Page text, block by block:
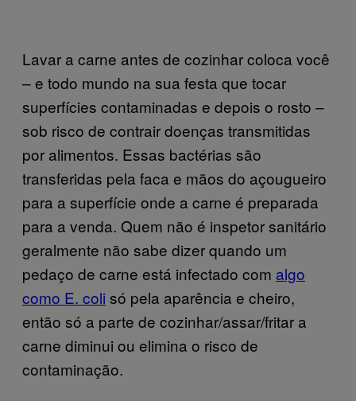
Lavar a carne antes de cozinhar coloca você
– e todo mundo na sua festa que tocar
superfícies contaminadas e depois o rosto –
sob risco de contrair doenças transmitidas
por alimentos. Essas bactérias são
transferidas pela faca e mãos do açougueiro
para a superfície onde a carne é preparada
para a venda. Quem não é inspetor sanitário
geralmente não sabe dizer quando um
pedaço de carne está infectado com algo
como E. coli só pela aparência e cheiro,
então só a parte de cozinhar/assar/fritar a
carne diminui ou elimina o risco de
contaminação.